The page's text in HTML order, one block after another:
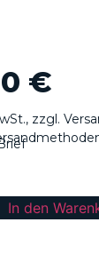
€
zzgl.
In den